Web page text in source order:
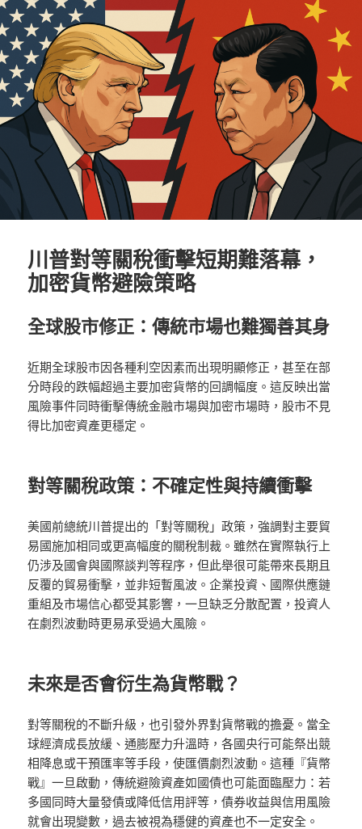
川普對等關稅衝擊短期難落幕，
加密貨幣避險策略
全球股市修正：傳統市場也難獨善其身
近期全球股市因各種利空因素而出現明顯修正，甚至在部
分時段的跌幅超過主要加密貨幣的回調幅度。這反映出當
風險事件同時衝擊傳統金融市場與加密市場時，股市不見
得比加密資產更穩定。
對等關稅政策：不確定性與持續衝擊
美國前總統川普提出的「對等關稅」政策，強調對主要貿
易國施加相同或更高幅度的關稅制裁。雖然在實際執行上
仍涉及國會與國際談判等程序，但此舉很可能帶來長期且
反覆的貿易衝擊，並非短暫風波。企業投資、國際供應鏈
重組及市場信心都受其影響，一旦缺乏分散配置，投資人
在劇烈波動時更易承受過大風險。
未來是否會衍生為貨幣戰？
對等關稅的不斷升級，也引發外界對貨幣戰的擔憂。當全
球經濟成長放緩、通膨壓力升溫時，各國央行可能祭出競
相降息或干預匯率等手段，使匯價劇烈波動。這種『貨幣
戰』一旦啟動，傳統避險資產如國債也可能面臨壓力：若
多國同時大量發債或降低信用評等，債券收益與信用風險
就會出現變數，過去被視為穩健的資產也不一定安全。